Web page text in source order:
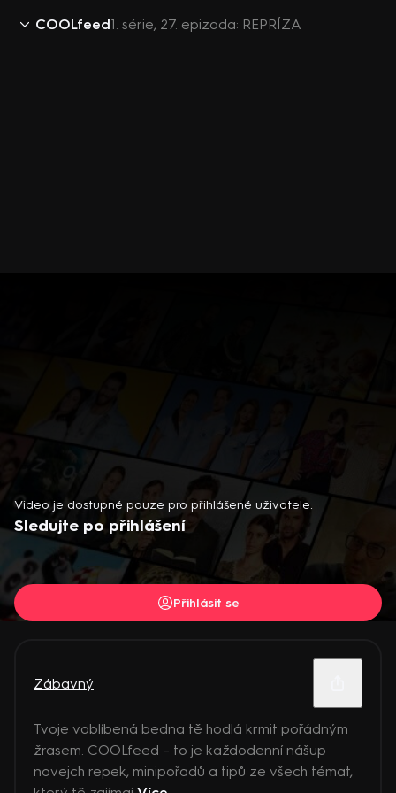
COOLfeed1. série, 27. epizoda: REPRÍZA
Video je dostupné pouze pro přihlášené uživatele.
Sledujte po přihlášení
Přihlásit se
Zábavný
Tvoje voblíbená bedna tě hodlá krmit pořádným
žrasem. COOLfeed – to je každodenní nášup
novejch repek, minipořadů a tipů ze všech témat,